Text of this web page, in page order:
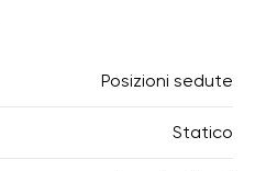
Posizioni sedute
Statico